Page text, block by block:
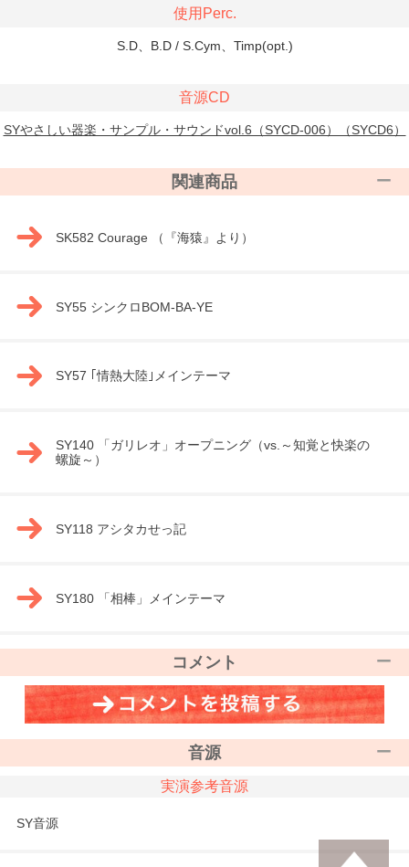
使用Perc.
S.D、B.D / S.Cym、Timp(opt.)
音源CD
SYやさしい器楽・サンプル・サウンドvol.6（SYCD-006）（SYCD6）
関連商品
SK582 Courage （『海猿』より）
SY55 シンクロBOM-BA-YE
SY57 ｢情熱大陸｣メインテーマ
SY140 「ガリレオ」オープニング（vs.～知覚と快楽の
螺旋～）
SY118 アシタカせっ記
SY180 「相棒」メインテーマ
コメント
音源
実演参考音源
SY音源